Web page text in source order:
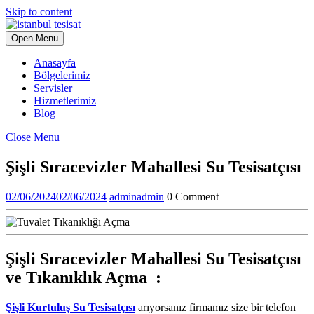
Skip to content
Open Menu
Anasayfa
Bölgelerimiz
Servisler
Hizmetlerimiz
Blog
Close Menu
Şişli Sıracevizler Mahallesi Su Tesisatçısı
02/06/202402/06/2024 adminadmin 0 Comment
Şişli Sıracevizler Mahallesi Su Tesisatçısı
ve Tıkanıklık Açma :
Şişli Kurtuluş Su Tesisatçısı arıyorsanız firmamız size bir telefon